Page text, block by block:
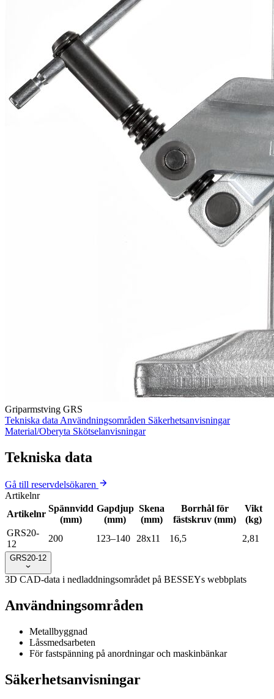
Griparmstving GRS
Tekniska data Användningsområden Säkerhetsanvisningar
Material/Oberyta Skötselanvisningar
Tekniska data
Gå till reservdelsökaren
Artikelnr
Artikelnr
Spännvidd
(mm)
Gapdjup
(mm)
Skena
(mm)
Borrhål för
fästskruv (mm)
Vikt
(kg)
GRS20-
12
200 123–140 28x11 16,5 2,81
GRS20-12
3D CAD-data i nedladdningsområdet på BESSEYs webbplats
Användningsområden
Metallbyggnad
Låssmedsarbeten
För fastspänning på anordningar och maskinbänkar
Säkerhetsanvisningar